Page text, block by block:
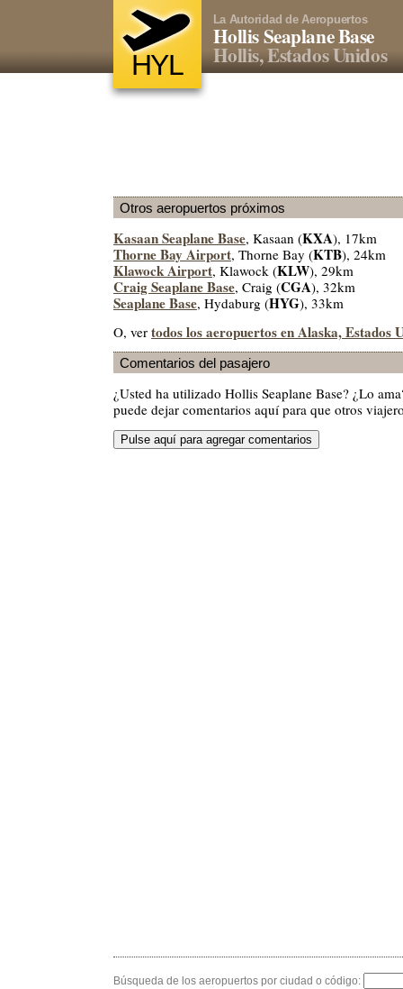
HYL
La Autoridad de Aeropuertos
Hollis Seaplane Base
Hollis, Estados Unidos
Otros aeropuertos próximos
Kasaan Seaplane Base, Kasaan (KXA), 17km
Thorne Bay Airport, Thorne Bay (KTB), 24km
Klawock Airport, Klawock (KLW), 29km
Craig Seaplane Base, Craig (CGA), 32km
Seaplane Base, Hydaburg (HYG), 33km
O, ver todos los aeropuertos en Alaska, Estados
Comentarios del pasajero
¿Usted ha utilizado Hollis Seaplane Base? ¿Lo
puede dejar comentarios aquí para que otros
Búsqueda de los aeropuertos por ciudad o código: